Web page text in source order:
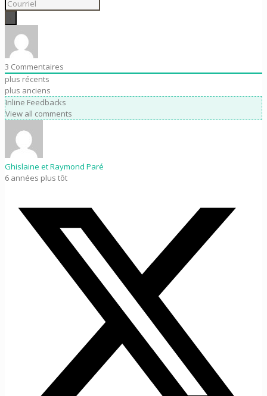
3 Commentaires
plus récents
plus anciens
Inline Feedbacks
View all comments
Ghislaine et Raymond Paré
6 années plus tôt